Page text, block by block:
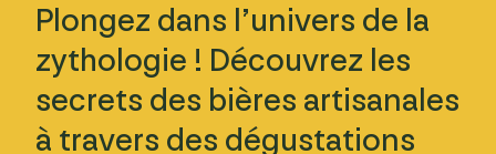
Plongez dans l’univers de la
zythologie ! Découvrez les
secrets des bières artisanales
à travers des dégustations